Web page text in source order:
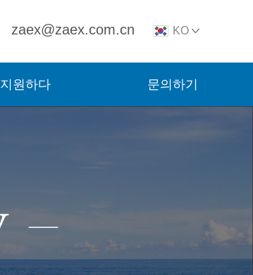
zaex@zaex.com.cn KO
지원하다 문의하기